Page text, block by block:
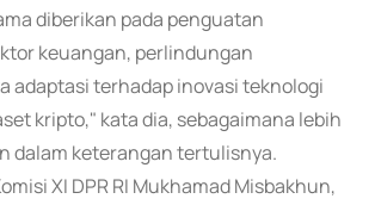
diberikan pada penguatan
keuangan, perlindungan
adaptasi terhadap inovasi teknologi
kripto," kata dia, sebagaimana lebih
dalam keterangan tertulisnya.
XI DPR RI Mukhamad Misbakhun,